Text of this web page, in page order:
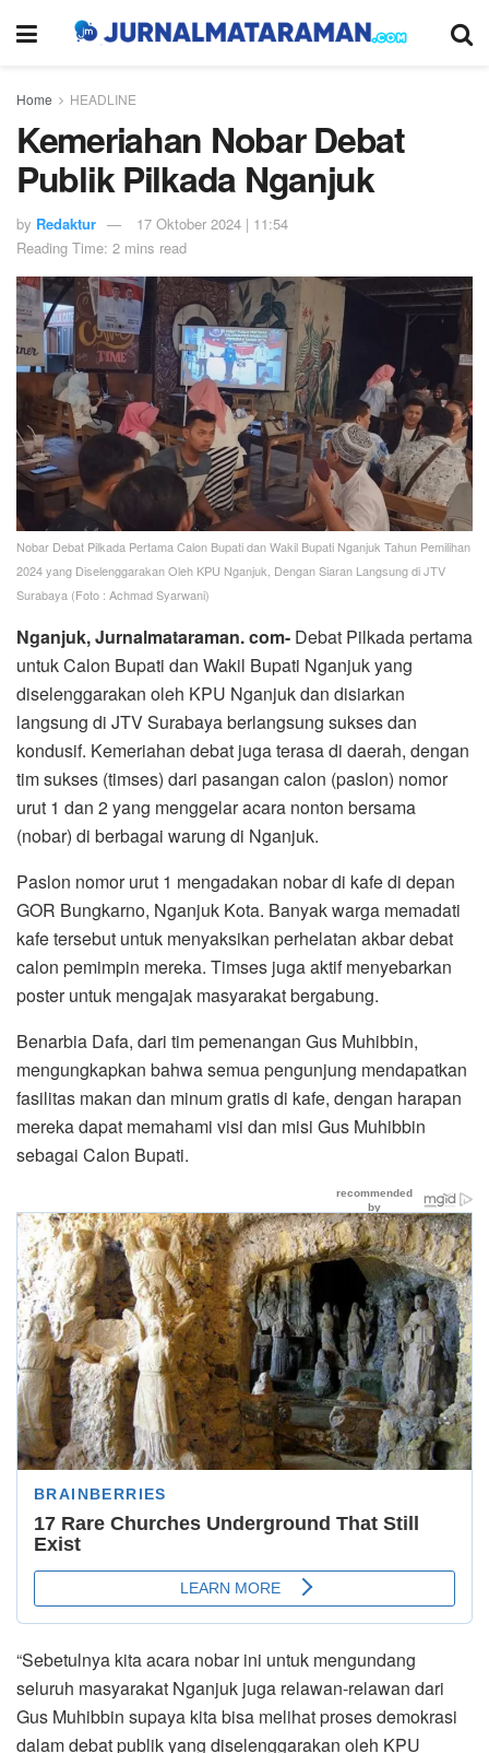
Home HEADLINE
Kemeriahan Nobar Debat
Publik Pilkada Nganjuk
by Redaktur
17 Oktober 2024 | 11:54
Reading Time: 2 mins read
Nobar Debat Pilkada Pertama Calon Bupati dan Wakil Bupati Nganjuk Tahun Pemilihan
2024 yang Diselenggarakan Oleh KPU Nganjuk, Dengan Siaran Langsung di JTV
Surabaya (Foto : Achmad Syarwani)
Nganjuk, Jurnalmataraman. com- Debat Pilkada pertama
untuk Calon Bupati dan Wakil Bupati Nganjuk yang
diselenggarakan oleh KPU Nganjuk dan disiarkan
langsung di JTV Surabaya berlangsung sukses dan
kondusif. Kemeriahan debat juga terasa di daerah, dengan
tim sukses (timses) dari pasangan calon (paslon) nomor
urut 1 dan 2 yang menggelar acara nonton bersama
(nobar) di berbagai warung di Nganjuk.
Paslon nomor urut 1 mengadakan nobar di kafe di depan
GOR Bungkarno, Nganjuk Kota. Banyak warga memadati
kafe tersebut untuk menyaksikan perhelatan akbar debat
calon pemimpin mereka. Timses juga aktif menyebarkan
poster untuk mengajak masyarakat bergabung.
Benarbia Dafa, dari tim pemenangan Gus Muhibbin,
mengungkapkan bahwa semua pengunjung mendapatkan
fasilitas makan dan minum gratis di kafe, dengan harapan
mereka dapat memahami visi dan misi Gus Muhibbin
sebagai Calon Bupati.
“Sebetulnya kita acara nobar ini untuk mengundang
seluruh masyarakat Nganjuk juga relawan-relawan dari
Gus Muhibbin supaya kita bisa melihat proses demokrasi
dalam debat publik yang diselenggarakan oleh KPU